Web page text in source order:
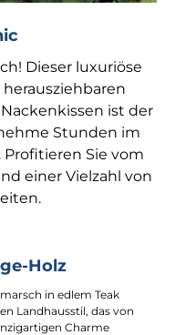
Dieser luxuriöse
ist der
Stunden im
Profitieren Sie vom
einer Vielzahl von
Holz
in edlem Teak
Landhausstil, das von
Charme